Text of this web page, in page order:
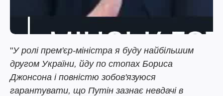
"У ролі прем'єр-міністра я буду найбільшим
другом України, йду по стопах Бориса
Джонсона і повністю зобов'язуюся
гарантувати, що Путін зазнає невдачі в